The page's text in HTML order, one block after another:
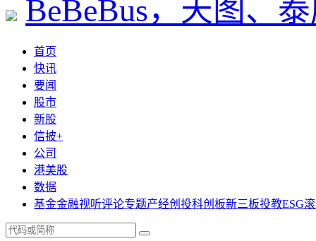
首页
快讯
要闻
股市
新股
信披+
公司
港美股
数据
基金金融视听评论专题产经创投科创板新三板投教ESG